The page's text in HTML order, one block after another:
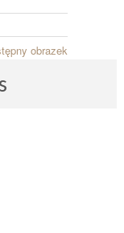
obrazek